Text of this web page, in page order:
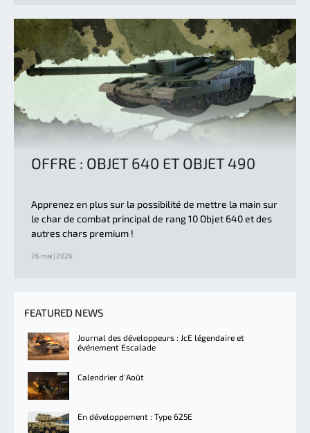
OFFRE : OBJET 640 ET OBJET 490
Apprenez en plus sur la possibilité de mettre la main sur
le char de combat principal de rang 10 Objet 640 et des
autres chars premium !
26 mai | 2026
FEATURED NEWS
Journal des développeurs : JcE légendaire et
événement Escalade
Calendrier d'Août
En développement : Type 625E